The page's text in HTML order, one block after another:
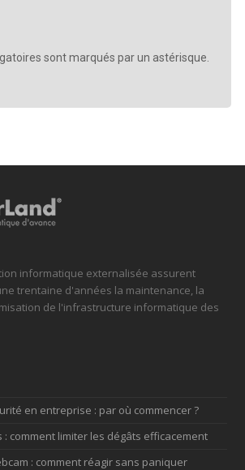
sont marqués par un astérisque.
informatique externalisée assurent
trentaine d'années la maintenance, la
de l'infrastructure informatique des
en entreprise : par où commencer ?
: comment limiter les dégâts efficacement
: comment réagir sans paniquer